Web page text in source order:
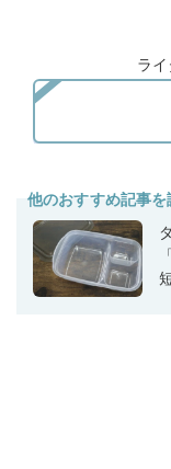
ラ
他のおすすめ記事を